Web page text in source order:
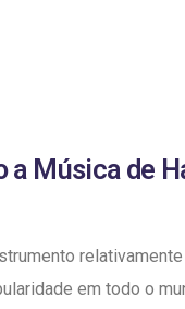
a Música de
em todo o